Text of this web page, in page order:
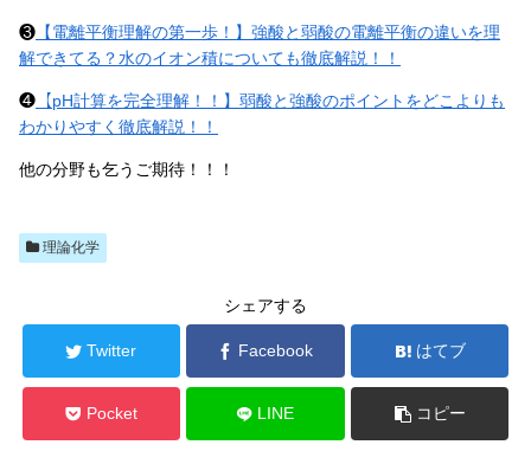
❸ 【電離平衡理解の第一歩！】強酸と弱酸の電離平衡の違いを理
解できてる？水のイオン積についても徹底解説！！
❹ 【pH計算を完全理解！！】弱酸と強酸のポイントをどこよりも
わかりやすく徹底解説！！
他の分野も乞うご期待！！！
理論化学
シェアする
Twitter Facebook はてブ
Pocket LINE コピー